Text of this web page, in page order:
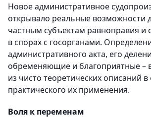
Новое административное
открывало реальные возможности
частным субъектам равноправия и
в спорах с госорганами.
административного акта, его
обременяющие и благоприятные –
из чисто теоретических описаний в
практического их применения.
Воля к переменам